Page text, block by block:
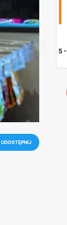
UDOSTĘPNIJ
5-